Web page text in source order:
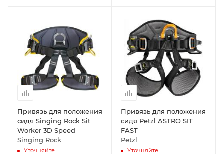
Привязь для положения
сидя Singing Rock Sit
Worker 3D Speed
Singing Rock
Уточняйте
Привязь для положения
сидя Petzl ASTRO SIT
FAST
Petzl
Уточняйте